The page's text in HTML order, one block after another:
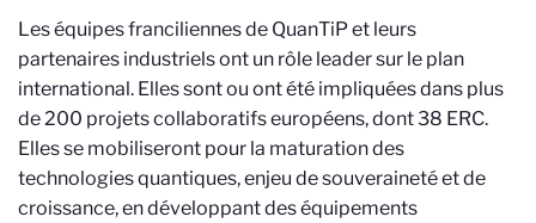
Les équipes franciliennes de QuanTiP et leurs
partenaires industriels ont un rôle leader sur le plan
international. Elles sont ou ont été impliquées dans plus
de 200 projets collaboratifs européens, dont 38 ERC.
Ellesse mobiliseront pour la maturation des
technologies quantiques, enjeu de souveraineté et de
croissance, en développant des équi­pements